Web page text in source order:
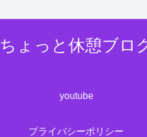
ちょっと休憩ブロ
youtube
プライバシーポリシー